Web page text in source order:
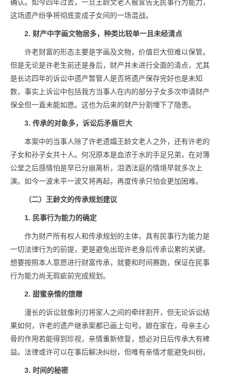
确认。如今四年过去，一旦王龄文老人被宣告无民事行为能力，
这场遗产纷争将彻底变成子女间的一场混战。
2. 财产中字画文物居多，种类比较单一且未经清点
许老财富的形态主要是字画及文物，价值巨大但难以保管。
但是无论是许老生前还是身后，财产并未进行全面的清点，尤其
是长达四年的诉讼中遗产暂管人是否将遗产保存完好也是未知
数，事实上诉讼中包括我方当事人在内的部分子女多次申请财产
保全但一直未能如愿。这也为后来的财产分割埋下了隐患。
3. 传承的对象多，诉讼后矛盾巨大
本案中的当事人除了许老遗孀王龄文老人之外，还有许老的
子女和孙子女共十人。何况原本是血浓于水的手足兄弟，在对簿
公堂之后感情怕是早已分崩离析，泪洒法庭的情境早就多次上
演。如今一波未平一波又将再起，再度传承只怕会更加困难。
（二）王龄文的传承规划建议
1. 民事行为能力的确定
作为财产所有权人和传承规划的主体，具有民事行为能力是
一切法律行为的前提，更是避免出现许老身后传承讼累的关键。
想要按照本人意愿进行财富传承，就要和时间赛跑，保证在民事
行为能力尚无瑕疵前完成规划。
2. 甜蜜亲情的馈赠
漫长的诉讼就像利刃将家人之间的牵绊割开，但无论诉讼结
果如何，许老的遗产继承案都已画上句号。娘在家在，母亲主心
骨的作用若能得到珍视，亲情重新修复，想必对日后传承大有裨
益。法律或许可以在事后解决纠纷，但唯有亲情才能避免纠纷。
3. 时间的秘密